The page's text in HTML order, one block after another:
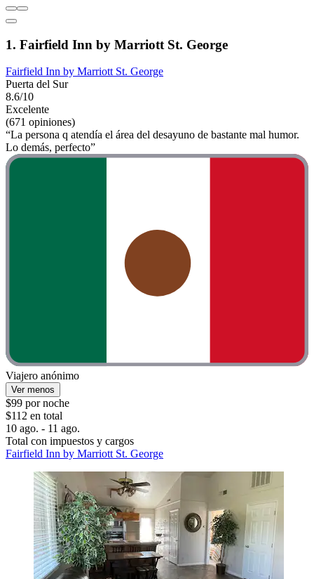
1. Fairfield Inn by Marriott St. George
Fairfield Inn by Marriott St. George
Puerta del Sur
8.6/10
Excelente
(671 opiniones)
“La persona q atendía el área del desayuno de bastante mal humor.
Lo demás, perfecto”
Viajero anónimo
Ver menos
$99 por noche
$112 en total
10 ago. - 11 ago.
Total con impuestos y cargos
Fairfield Inn by Marriott St. George